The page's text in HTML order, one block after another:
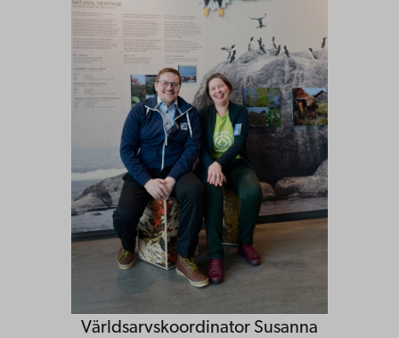
Världsarvskoordinator Susanna